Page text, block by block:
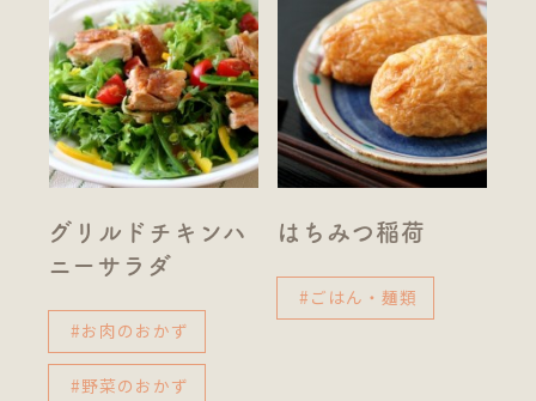
グリルドチキンハ
ニーサラダ
#お肉のおかず
#野菜のおかず
はちみつ稲荷
#ごはん・麺類